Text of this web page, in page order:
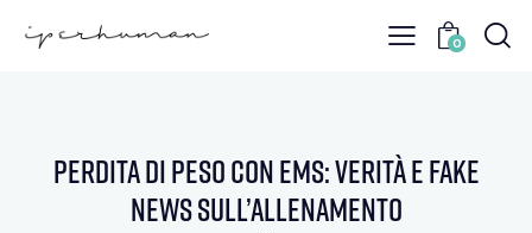
0
Perdita di peso con EMS: verità e fake
news sull’allenamento